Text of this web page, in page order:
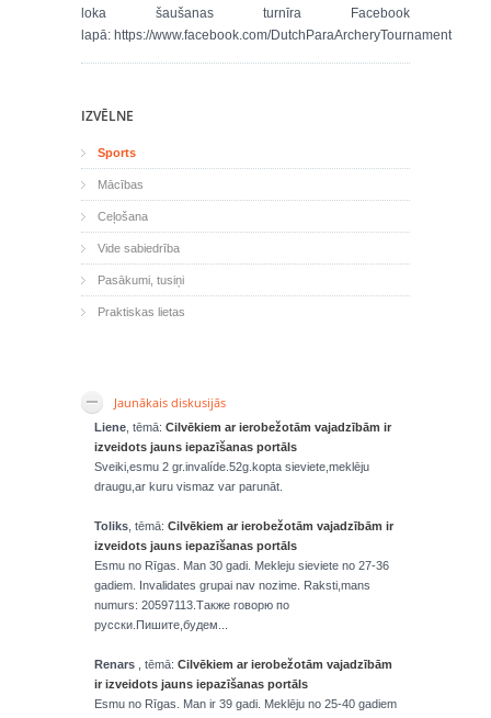
loka šaušanas turnīra Facebook
lapā: https://www.facebook.com/DutchParaArcheryTournament
IZVĒLNE
Sports
Mācības
Ceļošana
Vide sabiedrība
Pasākumi, tusiņi
Praktiskas lietas
Jaunākais diskusijās
Liene , tēmā: Cilvēkiem ar ierobežotām vajadzībām ir
izveidots jauns iepazīšanas portāls
Sveiki,esmu 2 gr.invalíde.52g.kopta sieviete,meklēju
draugu,ar kuru vismaz var parunāt.
Toliks , tēmā: Cilvēkiem ar ierobežotām vajadzībām ir
izveidots jauns iepazīšanas portāls
Esmu no Rīgas. Man 30 gadi. Mekleju sieviete no 27-36
gadiem. Invalidates grupai nav nozime. Raksti,mans
numurs: 20597113.Также говорю по
русски.Пишите,будем...
Renars , tēmā: Cilvēkiem ar ierobežotām vajadzībām
ir izveidots jauns iepazīšanas portāls
Esmu no Rīgas. Man ir 39 gadi. Meklēju no 25-40 gadiem